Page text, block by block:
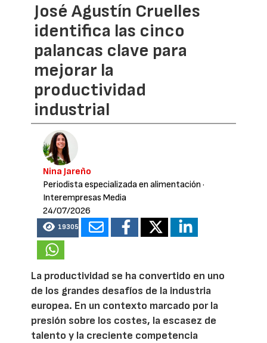
José Agustín Cruelles
identifica las cinco
palancas clave para
mejorar la
productividad
industrial
Nina Jareño
Periodista especializada en alimentación ·
Interempresas Media
24/07/2026
19305
La productividad se ha convertido en uno
de los grandes desafíos de la industria
europea. En un contexto marcado por la
presión sobre los costes, la escasez de
talento y la creciente competencia